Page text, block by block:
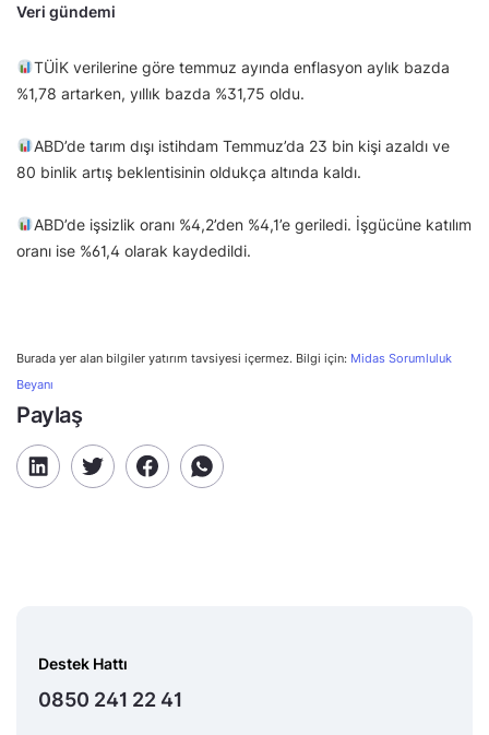
Veri gündemi
TÜİK verilerine göre temmuz ayında enflasyon aylık bazda
%1,78 artarken, yıllık bazda %31,75 oldu.
ABD’de tarım dışı istihdam Temmuz’da 23 bin kişi azaldı ve
80 binlik artış beklentisinin oldukça altında kaldı.
ABD’de işsizlik oranı %4,2’den %4,1’e geriledi. İşgücüne katılım
oranı ise %61,4 olarak kaydedildi.
Burada yer alan bilgiler yatırım tavsiyesi içermez. Bilgi için: Midas Sorumluluk
Beyanı
Paylaş
Destek Hattı
0850 241 22 41